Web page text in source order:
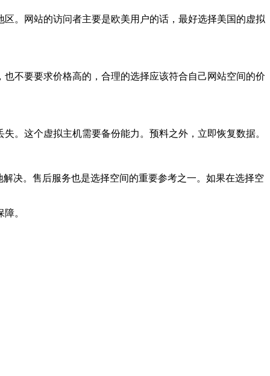
。网站的访问者主要是欧美用户的话，最好选择美国的虚拟
不要要求价格高的，合理的选择应该符合自己网站空间的价
。这个虚拟主机需要备份能力。预料之外，立即恢复数据。
决。售后服务也是选择空间的重要参考之一。如果在选择空
。